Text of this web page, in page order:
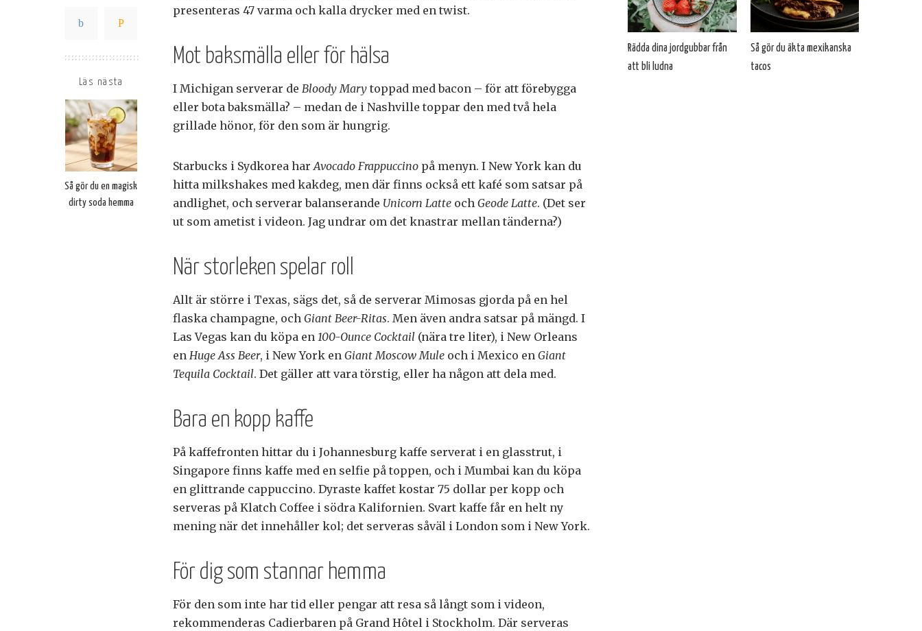
Läs nästa
Så gör du en magisk
dirty soda hemma
presenteras 47 varma och kalla drycker med en twist.
Mot baksmälla eller för hälsa
I Michigan serverar de Bloody Mary toppad med bacon – för att förebygga
eller bota baksmälla? – medan de i Nashville toppar den med två hela
grillade hönor, för den som är hungrig.
Starbucks i Sydkorea harAvocado Frappuccino på menyn. I New York kan du
hitta milkshakes med kakdeg, men där finns också ett kafé som satsar på
andlighet, och serverar balanserande Unicorn Latte och Geode Latte. (Det ser
ut som ametist i videon. Jag undrar om det knastrar mellan tänderna?)
När storleken spelar roll
Allt är större i Texas, sägs det, så de serverar Mimosas gjorda på en hel
flaska champagne, och Giant Beer-Ritas. Men även andra satsar på mängd. I
Las Vegas kan du köpa en 100-Ounce Cocktail (nära tre liter), i New Orleans
en Huge Ass Beer, i New York en Giant Moscow Mule och i Mexico en Giant
Tequila Cocktail. Det gäller att vara törstig, eller ha någon att dela med.
Bara en kopp kaffe
På kaffefronten hittar du i Johannesburg kaffe serverat i en glasstrut, i
Singapore finns kaffe med en selfie på toppen, och i Mumbai kan du köpa
en glittrande cappuccino. Dyraste kaffet kostar 75 dollar per kopp och
serveras på Klatch Coffee i södra Kalifornien. Svart kaffe får en helt ny
mening när det innehåller kol; det serveras såväl i London som i New York.
För dig som stannar hemma
För den som inte har tid eller pengar att resa så långt som i videon,
rekommenderas Cadierbaren på Grand Hôtel i Stockholm. Där serveras
Rädda dina jordgubbar från
att bli ludna
Så gör du äkta mexikanska
tacos